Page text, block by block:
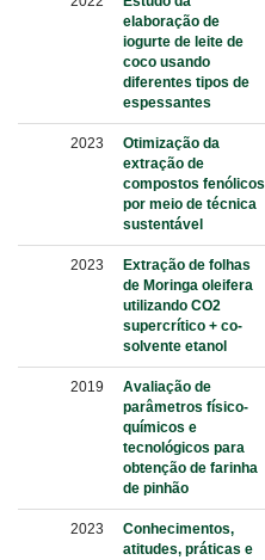
elaboração de
iogurte de leite de
coco usando
diferentes tipos de
espessantes
2023
Otimização da
extração de
compostos fenólicos
por meio de técnica
sustentável
2023
Extração de folhas
de Moringa oleifera
utilizando CO2
supercrítico + co-
solvente etanol
2019
Avaliação de
parâmetros físico-
químicos e
tecnológicos para
obtenção de farinha
de pinhão
2023
Conhecimentos,
atitudes, práticas e